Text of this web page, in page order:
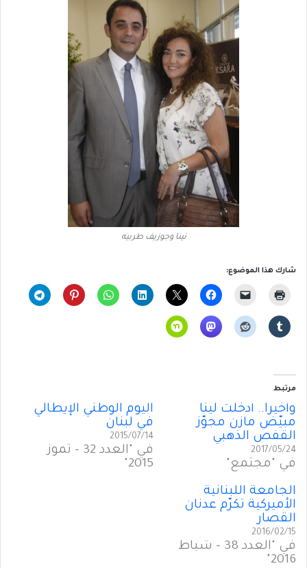
نينا وجوزيف طربيه
شارك هذا الموضوع:
مرتبط
وأخيراً.. أدخَلَت لينا
مبيّض مازن مجوّز
القفص الذهبي
2017/05/24
في "مجتمع"
اليوم الوطني الإيطالي
في لبنان
2015/07/14
في "العدد 32 - تموز
2015"
الجامعة اللبنانية
الأميركية تكرّم عدنان
القصار
2016/02/15
في "العدد 38 - شباط
2016"